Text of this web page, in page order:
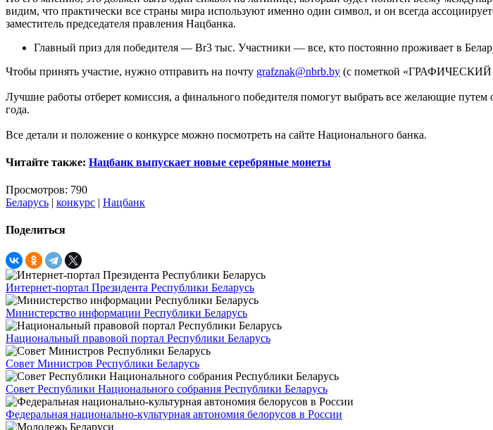
видим, что практически все страны мира используют именно один символ, и он всегда
заместитель председателя правления Нацбанка.
Главный приз для победителя — Br3 тыс. Участники — все, кто постоянно проживает в
Чтобы принять участие, нужно отправить на почту grafznak@nbrb.by (с пометкой «ГРАФИЧЕСКИЙ
Лучшие работы отберет комиссия, а финального победителя помогут выбрать все желающие
года.
Все детали и положение о конкурсе можно посмотреть на сайте Национального банка.
Читайте также: Нацбанк выпускает новые серебряные монеты
Просмотров: 790
Беларусь | конкурс | Нацбанк
Поделиться
Интернет-портал Президента Республики Беларусь
Министерство информации Республики Беларусь
Национальный правовой портал Республики Беларусь
Совет Министров Республики Беларусь
Совет Республики Национального собрания Республики Беларусь
Федеральная национально-культурная автономия белорусов в России